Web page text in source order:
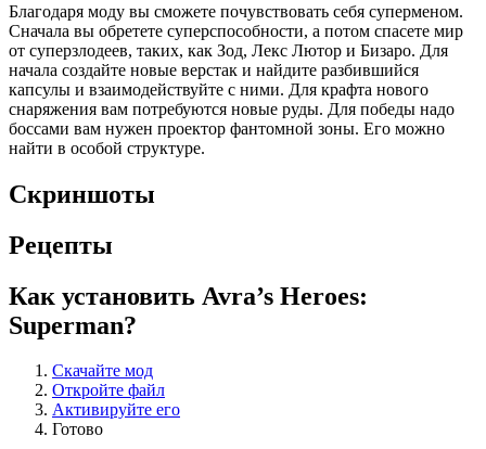
Благодаря моду вы сможете почувствовать себя суперменом.
Сначала вы обретете суперспособности, а потом спасете мир
от суперзлодеев, таких, как Зод, Лекс Лютор и Бизаро. Для
начала создайте новые верстак и найдите разбившийся
капсулы и взаимодействуйте с ними. Для крафта нового
снаряжения вам потребуются новые руды. Для победы надо
боссами вам нужен проектор фантомной зоны. Его можно
найти в особой структуре.
Скриншоты
Рецепты
Как установить Avra’s Heroes:
Superman?
Скачайте мод
Откройте файл
Активируйте его
Готово